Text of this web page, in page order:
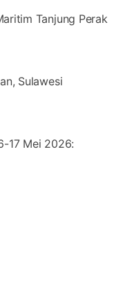
Tanjung Perak
Sulawesi
17 Mei 2026: